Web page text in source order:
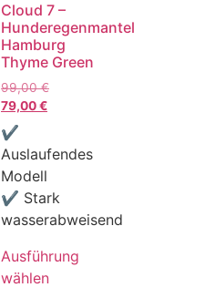
Cloud 7 –
Hunderegenmantel
Hamburg
Thyme Green
99,00€
79,00€
✔
Auslaufendes
Modell
✔ Stark
wasserabweisend
Ausführung
wählen